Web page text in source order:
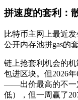
拼速度的套利：
比特币主网上最近
公开内存池拼gas的
链上抢套利机会的
包进区块。但2026
——出价最高的不一
低），但一周赢了